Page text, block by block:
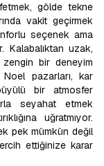
gölde tekne
vakit geçirmek
seçenek ama
Kalabalıktan uzak,
bir deneyim
pazarları, kar
bir atmosfer
seyahat etmek
uğratmıyor.
pek mümkün değil
ettiğinize karar